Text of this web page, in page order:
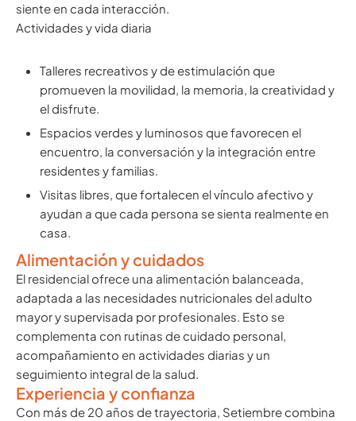
siente en cada interacción.
Actividades y vida diaria
Talleres recreativos y de estimulación que
promueven la movilidad, la memoria, la creatividad y
el disfrute.
Espacios verdes y luminosos que favorecen el
encuentro, la conversación y la integración entre
residentes y familias.
Visitas libres, que fortalecen el vínculo afectivo y
ayudan a que cada persona se sienta realmente en
casa.
Alimentación y cuidados
El residencial ofrece una alimentación balanceada,
adaptada a las necesidades nutricionales del adulto
mayor y supervisada por profesionales. Esto se
complementa con rutinas de cuidado personal,
acompañamiento en actividades diarias y un
seguimiento integral de la salud.
Experiencia y confianza
Con más de 20 años de trayectoria, Setiembre combina